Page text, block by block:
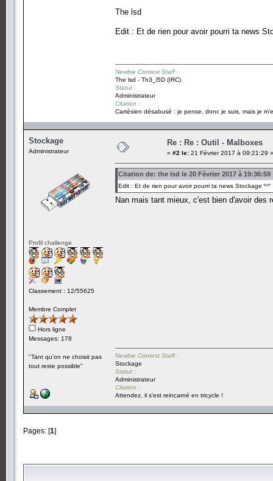
The lsd
Edit : Et de rien pour avoir pourri ta news
Newbie Contest Staff :
The lsd - Th3_l5D (IRC)
Statut :
Administrateur
Citation :
Cartésien désabusé : je pense, donc je suis, mais je
Stockage
Administrateur
Profil challenge
Classement : 12/55625
Membre Complet
Hors ligne
Messages: 178
"Tant qu'on ne choisit pas
tout reste possible"
Re : Re : Outil - Malboxes
« #2 le: 21 Février 2017 à 09:21:29 »
Citation de: the lsd le 20 Février 2017 à 19:36:59
Edit : Et de rien pour avoir pourri ta news Stockage ^^'
Nan mais tant mieux, c'est bien d'avoir
Newbie Contest Staff :
Stockage
Statut :
Administrateur
Citation :
Attendez, il s'est reincarné en tricycle !
Pages: [1]